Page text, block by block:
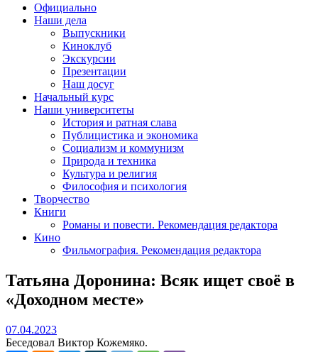
Официально
Наши дела
Выпускники
Киноклуб
Экскурсии
Презентации
Наш досуг
Начальный курс
Наши университеты
История и ратная слава
Публицистика и экономика
Социализм и коммунизм
Природа и техника
Культура и религия
Философия и психология
Творчество
Книги
Романы и повести. Рекомендация редактора
Кино
Фильмография. Рекомендация редактора
Татьяна Доронина: Всяк ищет своё в
«Доходном месте»
07.04.202307.04.2023
Беседовал Виктор Кожемяко.